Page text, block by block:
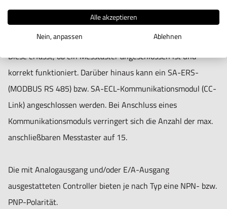
gegenseitige Anbindung der Master- und Slave-Geräte
erfolgt über eine 35-mm-DIN-Schiene (Hutschiene). Die
Controller verfügen über eine Selbstdiagnose-Funktion.
Diese erfasst, ob ein Messtaster angeschlossen ist und
korrekt funktioniert. Darüber hinaus kann ein SA-ERS-
(MODBUS RS 485) bzw. SA-ECL-Kommunikationsmodul (CC-
Link) angeschlossen werden. Bei Anschluss eines
Kommunikationsmoduls verringert sich die Anzahl der max.
anschließbaren Messtaster auf 15.
Die mit Analogausgang und/oder E/A-Ausgang
ausgestatteten Controller bieten je nach Typ eine NPN- bzw.
PNP-Polarität.
Alle akzeptieren
Nein, anpassen
Ablehnen